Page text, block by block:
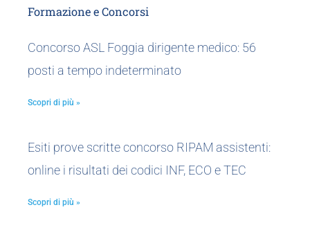
Formazione e Concorsi
Concorso ASL Foggia dirigente medico: 56
posti a tempo indeterminato
Scopri di più »
Esiti prove scritte concorso RIPAM assistenti:
online i risultati dei codici INF, ECO e TEC
Scopri di più »